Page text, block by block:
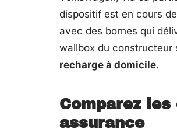
dispositif est en cours
avec des bornes qui
wallbox du constructeur
recharge à domicile.
Comparez
assurance